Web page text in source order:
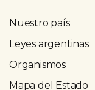
Nuestro país
Leyes argentinas
Organismos
Mapa del Estado